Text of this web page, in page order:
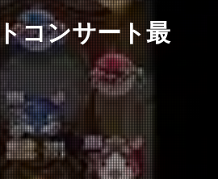
コンサート最